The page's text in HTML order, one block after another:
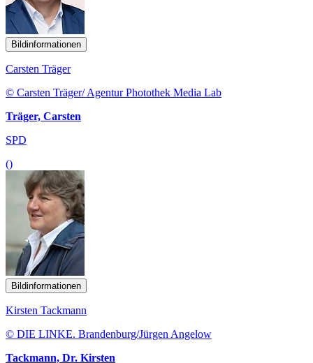
Bildinformationen
Carsten Träger
© Carsten Träger/ Agentur Photothek Media Lab
Träger, Carsten
SPD
()
Bildinformationen
Kirsten Tackmann
© DIE LINKE. Brandenburg/Jürgen Angelow
Tackmann, Dr. Kirsten